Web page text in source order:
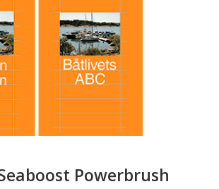
Powerbrush